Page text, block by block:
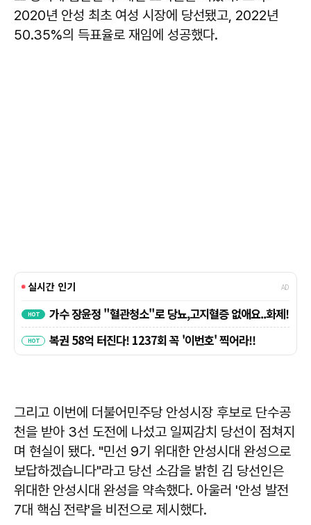
2020년 안성 최초 여성 시장에 당선됐고, 2022년
50.35%의 득표율로 재임에 성공했다.
그리고 이번에 더불어민주당 안성시장 후보로 단수공
천을 받아 3선 도전에 나섰고 일찌감치 당선이 점쳐지
며 현실이 됐다. "민선 9기 위대한 안성시대 완성으로
보답하겠습니다"라고 당선 소감을 밝힌 김 당선인은
위대한 안성시대 완성을 약속했다. 아울러 '안성 발전
7대 핵심 전략'을 비전으로 제시했다.